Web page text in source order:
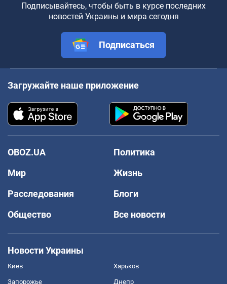
Подписывайтесь, чтобы быть в курсе последних
новостей Украины и мира сегодня
Подписаться
Загружайте наше приложение
OBOZ.UA
Политика
Мир
Жизнь
Расследования
Блоги
Общество
Все новости
Новости Украины
Киев Харьков
Запорожье Днепр